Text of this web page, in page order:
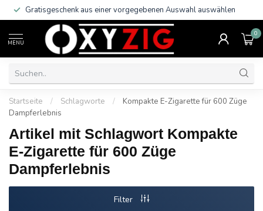
Gratisgeschenk aus einer vorgegebenen Auswahl auswählen
MENU
0
Startseite / Schlagworte /
Kompakte E-Zigarette für 600 Züge
Dampferlebnis
Artikel mit Schlagwort Kompakte
E-Zigarette für 600 Züge
Dampferlebnis
Filter